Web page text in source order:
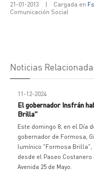
21-01-2013 | Cargada en
Comunicación Social
Noticias
11-12-2024
El gobernador Insfrán
Brilla"
Este domingo 8, en el Día
gobernador de Formosa,
lumínico "Formosa Brilla",
desde el Paseo
Avenida 25 de Mayo.